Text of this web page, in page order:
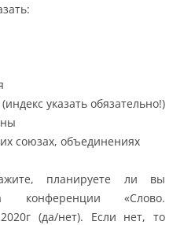
указать обязательно!)
союзах, объединениях
планируете ли вы
конференции «Слово.
(да/нет). Если нет, то